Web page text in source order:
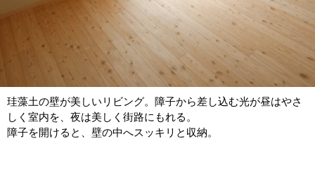
珪藻土の壁が美しいリビング。障子から差し込む光が昼はやさ
しく室内を、夜は美しく街路にもれる。
障子を開けると、壁の中へスッキリと収納。